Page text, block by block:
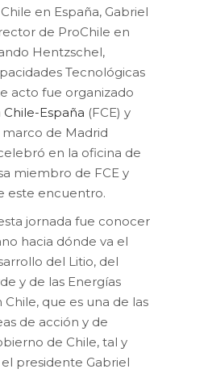
en España, Gabriel
de ProChile en
Hentzschel,
Tecnológicas
acto fue organizado
España (FCE) y
marco de Madrid
en la oficina de
miembro de FCE y
este encuentro.
jornada fue conocer
hacia dónde va el
del Litio, del
y de las Energías
Chile, que es una de las
de acción y de
de Chile, tal y
presidente Gabriel